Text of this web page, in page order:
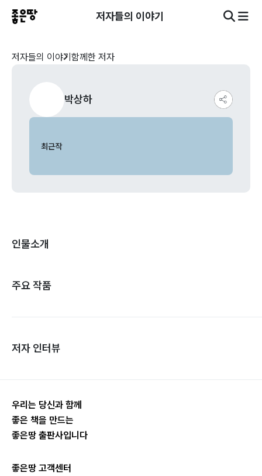
저자들의 이야기
저자들의 이야기 함께한 저자
박상하
최근작
인물소개
주요 작품
저자 인터뷰
우리는 당신과 함께
좋은 책을 만드는
좋은땅 출판사입니다
좋은땅 고객센터